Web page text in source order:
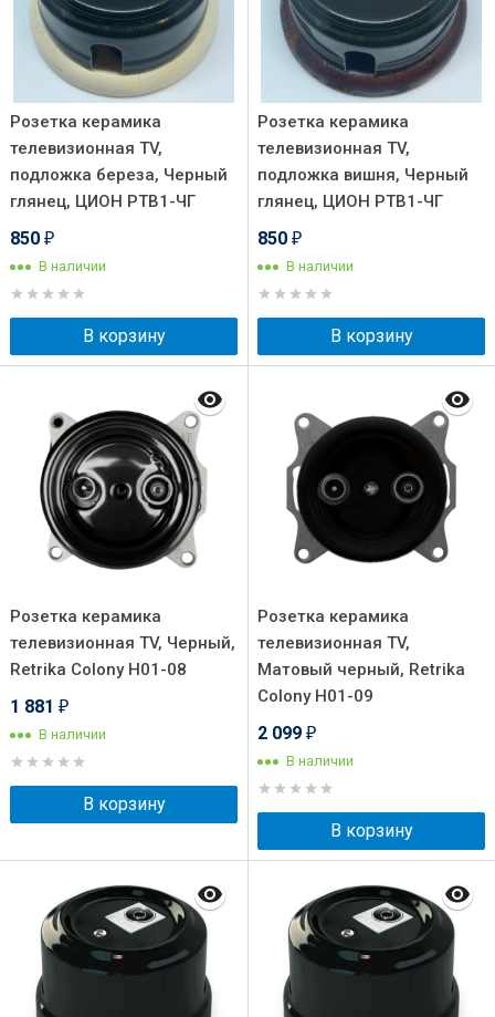
Розетка керамика
телевизионная TV,
подложка береза, Черный
глянец, ЦИОН РТВ1-ЧГ
850 ₽
В наличии
В корзину
Розетка керамика
телевизионная TV,
подложка вишня, Черный
глянец, ЦИОН РТВ1-ЧГ
850 ₽
В наличии
В корзину
Розетка керамика
телевизионная TV, Черный,
Retrika Colony H01-08
1 881 ₽
В наличии
В корзину
Розетка керамика
телевизионная TV,
Матовый черный, Retrika
Colony H01-09
2 099 ₽
В наличии
В корзину